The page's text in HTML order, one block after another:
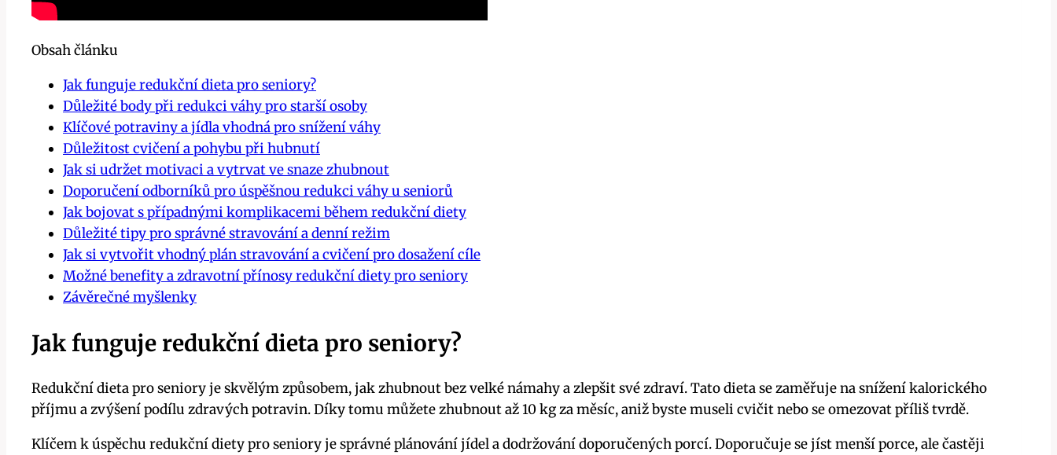
Obsah článku
Jak funguje redukční dieta pro seniory?
Důležité body při redukci váhy pro starší osoby
Klíčové potraviny a jídla vhodná pro snížení váhy
Důležitost cvičení a pohybu při hubnutí
Jak si udržet motivaci a vytrvat ve snaze zhubnout
Doporučení odborníků pro úspěšnou redukci váhy u seniorů
Jak bojovat s případnými komplikacemi během redukční diety
Důležité tipy pro správné stravování a denní režim
Jak si vytvořit vhodný plán stravování a cvičení pro dosažení cíle
Možné benefity a zdravotní přínosy redukční diety pro seniory
Závěrečné myšlenky
Jak funguje redukční dieta pro seniory?
Redukční dieta pro seniory je skvělým způsobem, jak zhubnout bez velké námahy a zlepšit své zdraví. Tato dieta se zaměřuje na snížení kalorického
příjmu a zvýšení podílu zdravých potravin. Díky tomu můžete zhubnout až 10 kg za měsíc, aniž byste museli cvičit nebo se omezovat příliš tvrdě.
Klíčem k úspěchu redukční diety pro seniory je správné plánování jídel a dodržování doporučených porcí. Doporučuje se jíst menší porce, ale častěji